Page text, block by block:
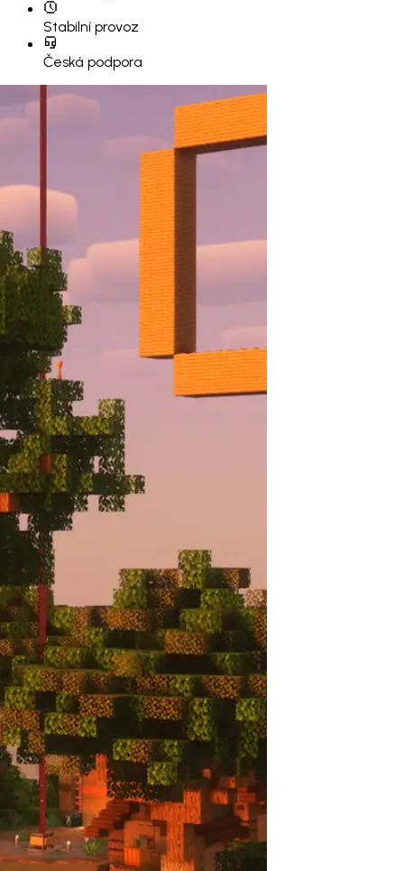
Stabilní provoz
Česká podpora